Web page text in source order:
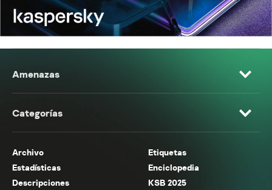
Amenazas
Categorías
Archivo
Etiquetas
Estadísticas
Enciclopedia
Descripciones
KSB 2025